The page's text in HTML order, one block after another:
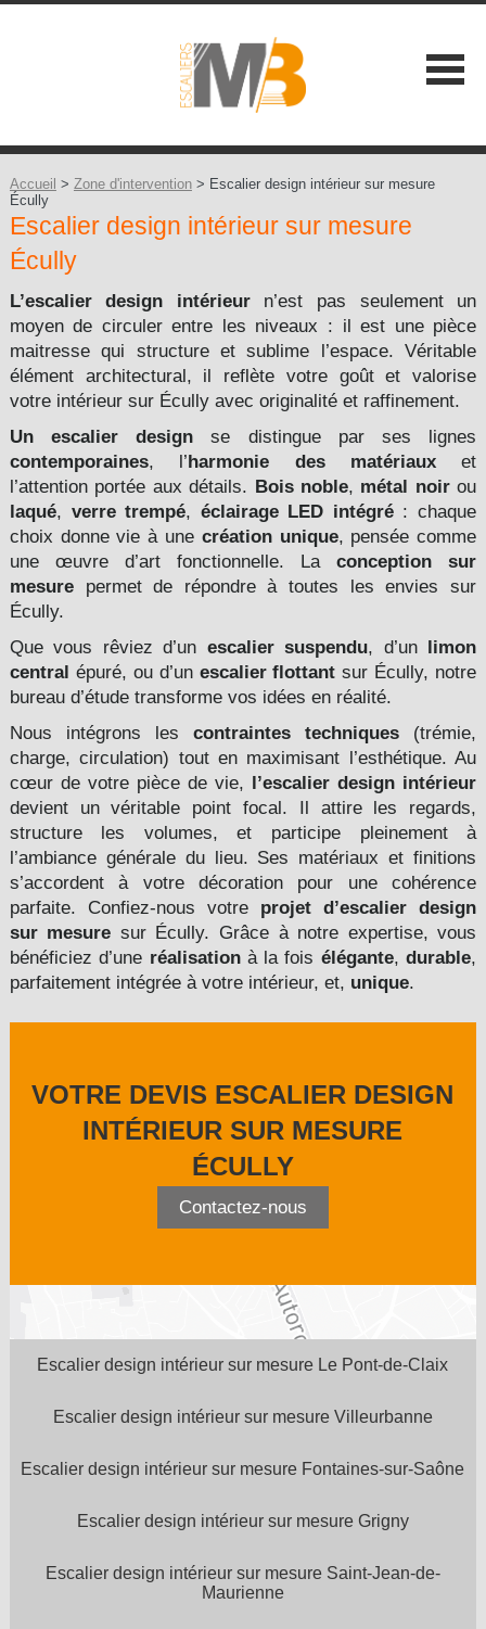
NOS ATOUTS
NOS GAMMES
Les Contemporains +
Les Balustrades +
Les Extérieures
Les Design +
CONTACT
Accueil > Zone d'intervention> Escalier design intérieur sur mesure
Écully
Escalier design intérieur sur mesure
Écully
L’escalier design intérieurn’est pas seulement un
moyen de circuler entre les niveaux : il est une pièce
maitresse qui structure et sublime l’espace. Véritable
élément architectural, il reflète votre goût et valorise
votre intérieur sur Écully avec originalité et raffinement.
Un escalier design se distingue par ses lignes
contemporaines, l’harmonie des matériauxet
l’attention portée aux détails. Bois noble, métal noirou
laqué, verre trempé, éclairage LED intégré: chaque
choix donne vie à une création unique, pensée comme
une œuvre d’art fonctionnelle. Laconception sur
mesurepermet de répondre à toutes les envies sur
Écully.
Que vous rêviez d’un escalier suspendu, d’un limon
central épuré, ou d’un escalier flottant sur Écully, notre
bureau d’étude transforme vos idées en réalité.
Nous intégrons les contraintes techniques (trémie,
charge, circulation) tout en maximisant l’esthétique. Au
cœur de votre pièce de vie, l’escalier design intérieur
devient un véritable point focal. Il attire les regards,
structure les volumes, et participe pleinement à
l’ambiance générale du lieu. Ses matériaux et finitions
s’accordent à votre décoration pour une cohérence
parfaite. Confiez-nous votre projet d’escalier design
sur mesure sur Écully. Grâce à notre expertise, vous
bénéficiez d’une réalisationà la fois élégante,durable,
parfaitement intégrée à votre intérieur, et, unique.
VOTRE DEVIS ESCALIER DESIGN
INTÉRIEUR SUR MESURE
ÉCULLY
Contactez-nous
Escalier design intérieur sur mesure Le Pont-de-Claix
Escalier design intérieur sur mesure Villeurbanne
Escalier design intérieur sur mesure Fontaines-sur-Saône
Escalier design intérieur sur mesure Grigny
Escalier design intérieur sur mesure Saint-Jean-de-
Maurienne